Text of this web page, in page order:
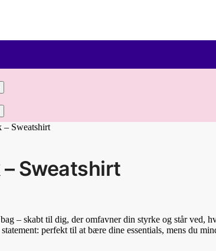
– Sweatshirt
Sweatshirt
– skabt til dig, der omfavner din styrke og står ved,
perfekt til at bære dine essentials, mens du